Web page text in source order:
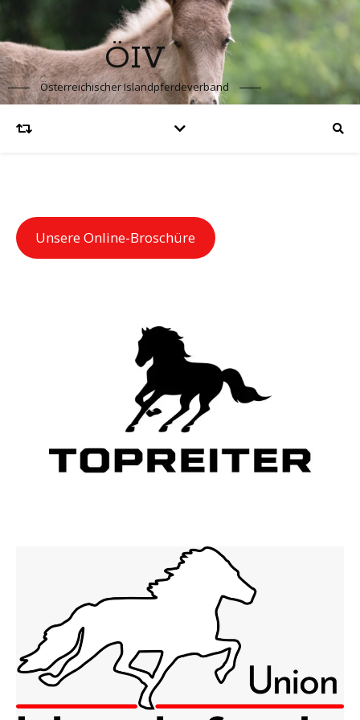
ÖIV
Österreichischer Islandpferdeverband
Unsere Online-Broschüre